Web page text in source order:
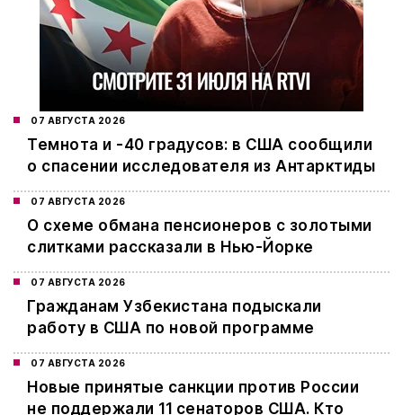
07 АВГУСТА 2026
Темнота и -40 градусов: в США сообщили
о спасении исследователя из Антарктиды
07 АВГУСТА 2026
О схеме обмана пенсионеров с золотыми
слитками рассказали в Нью-Йорке
07 АВГУСТА 2026
Гражданам Узбекистана подыскали
работу в США по новой программе
07 АВГУСТА 2026
Новые принятые санкции против России
не поддержали 11 сенаторов США. Кто